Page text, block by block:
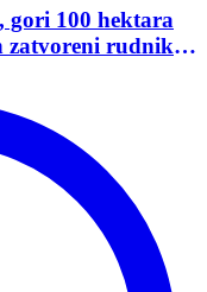
gori 100 hektara
zatvoreni rudnik